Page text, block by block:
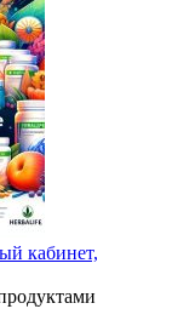
кабинет,